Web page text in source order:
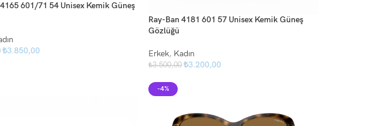
601/71 54 Unisex Kemik Güneş
₺3.850,00
Ray-Ban 4181 601 57 Unisex Kemik Güneş
Gözlüğü
Erkek, Kadın
₺3.500,00 ₺3.200,00
-4%